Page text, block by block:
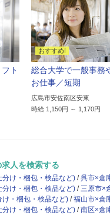
ト
総合大学で一般事務
お仕事／短期
広島市安佐南区安東
時給 1,150円 ～ 1,170円
人を検索する
け・梱包・検品など) 呉市×倉
け・梱包・検品など)
三原市×
・梱包・検品など)
福山市×倉
け・梱包・検品など)
南区×倉